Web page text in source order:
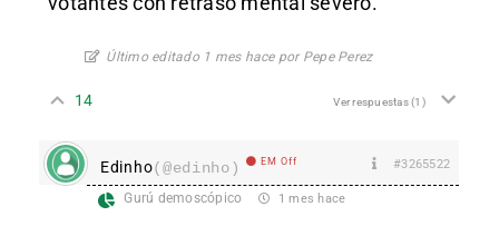
Último editado 1 mes hace por Pepe Perez
14 Ver respuestas(1)
Edinho(@edinho) EM Off #3265522
Gurú demoscópico 1 mes hace